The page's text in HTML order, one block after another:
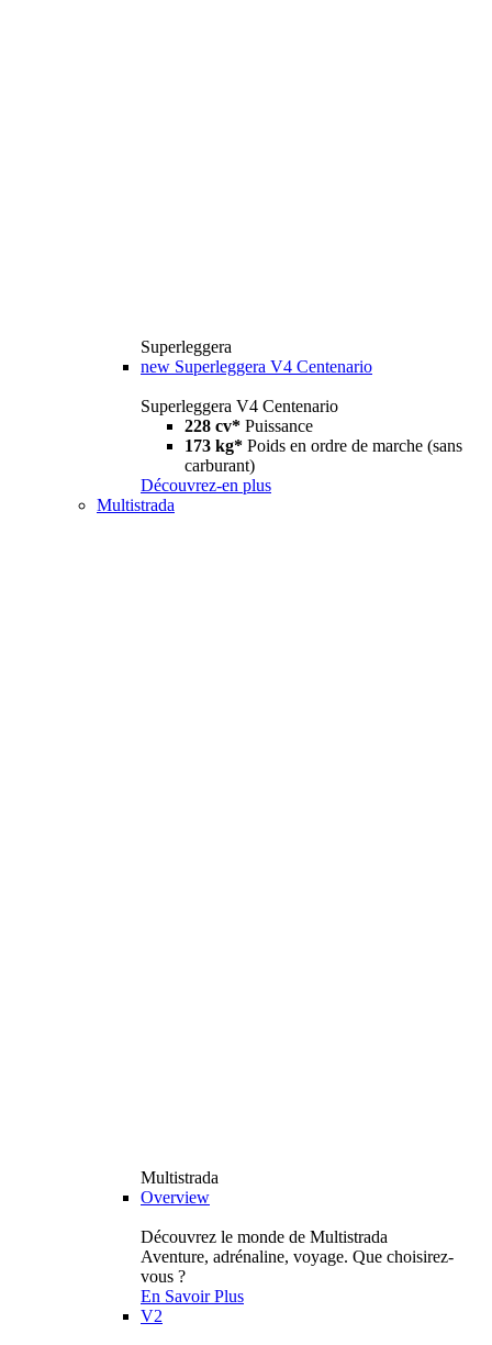
Superleggera
new Superleggera V4 Centenario
Superleggera V4 Centenario
228 cv* Puissance
173 kg* Poids en ordre de marche (sans
carburant)
Découvrez-en plus
Multistrada
Multistrada
Overview
Découvrez le monde de Multistrada
Aventure, adrénaline, voyage. Que choisirez-
vous ?
En Savoir Plus
V2